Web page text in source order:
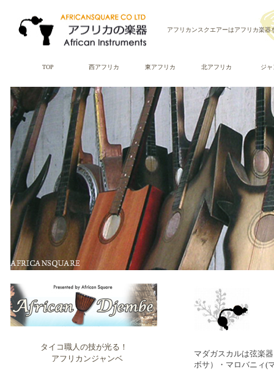
アフリカンスクエアーはアフリカ楽
TOP 西アフリカ 東アフリカ 北アフリカ ジ
タイコ職人の技が光る！
アフリカンジャンベ
マダガスカルは弦楽
ボサ）・マロバニィ(